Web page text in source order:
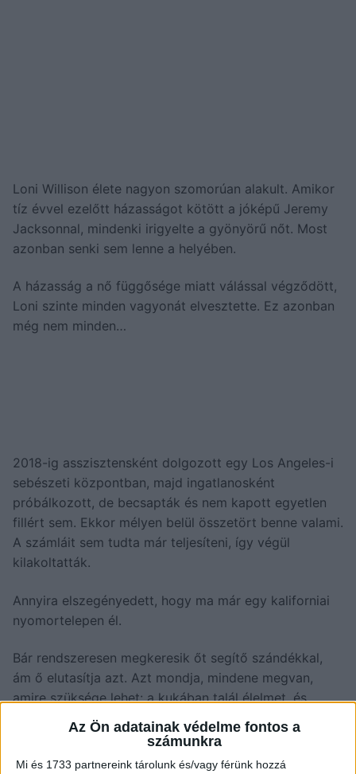
Az Ön adatainak védelme fontos a
számunkra
Mi és 1733 partnereink tárolunk és/vagy férünk hozzá
Loni Willison élete nagyon szomorúan alakult. Amikor
tíz évvel ezelőtt házasságot kötött a jóképű Jeremy
Jacksonnal, mindenki irigyelte a gyönyörű nőt. Most
azonban senki sem lenne a helyében.
A házasság a nő függősége miatt válással végződött,
Loni szinte minden vagyonát elvesztette. Ez azonban
még nem minden…
2018-ig asszisztensként dolgozott egy Los Angeles-i
sebészeti központban, majd ingatlanosként
próbálkozott, de becsapták és nem kapott egyetlen
fillért sem. Ekkor mélyen belül összetört benne valami.
A számláit sem tudta már teljesíteni, így végül
kilakoltatták.
Annyira elszegényedett, hogy ma már egy kaliforniai
nyomortelepen él.
Bár rendszeresen megkeresik őt segítő szándékkal,
ám ő elutasítja azt. Azt mondja, mindene megvan,
amire szüksége lehet: a kukában talál élelmet, és
aludnia is van hol. Azt mondja, beéri ennyivel.